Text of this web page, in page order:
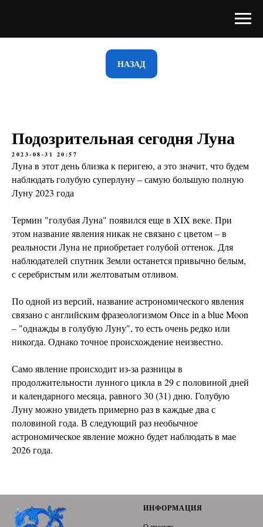
НАЗАД
Подозрительная сегодня Луна
2023-08-31 20:57
Луна в этот день близка к перигею, а это значит, что будем
наблюдать голубую суперлуну – самую большую полную
Луну 2023 года
Термин "голубая Луна" появился еще в XIX веке. При
этом название явления никак не связано с цветом – в
реальности Луна не приобретает голубой оттенок. Для
наблюдателей спутник Земли останется привычно белым,
с серебристым или желтоватым отливом.
По одной из версий, название астрономического явления
связано с английским фразеологизмом Once in a blue Moon
– "однажды в голубую Луну", то есть очень редко или
никогда. Однако точное происхождение неизвестно.
Само явление происходит из-за разницы в
продолжительности лунного цикла в 29 с половиной дней
и календарного месяца, равного 30 (31) дню. Голубую
Луну можно увидеть примерно раз в каждые два с
половиной года. В следующий раз необычное
астрономическое явление можно будет наблюдать в мае
2026 года.
ИНФОРМАЦИЯ